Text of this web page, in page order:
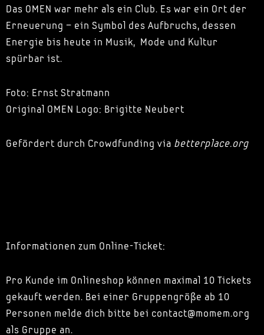
Das OMEN war mehr als ein Club. Es war ein Ort der
Erneuerung – ein Symbol des Aufbruchs, dessen
Energie bis heute in Musik, Mode und Kultur
spürbar ist.
Foto: Ernst Stratmann
Original OMEN Logo: Brigitte Neubert
Gefördert durch Crowdfunding via betterplace.org
Informationen zum Online-Ticket:
Pro Kunde im Onlineshop können maximal 10 Tickets
gekauft werden. Bei einer Gruppengröße ab 10
Personen melde dich bitte bei contact@momem.org
als Gruppe an.